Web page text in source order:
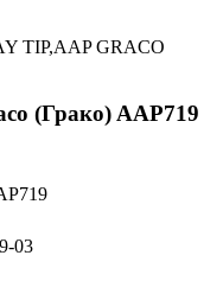
TIP,AAP GRACO
(Грако) AAP719
03